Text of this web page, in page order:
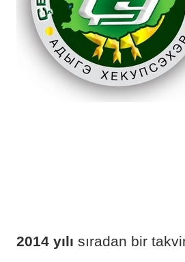
2014 yılı sıradan bir